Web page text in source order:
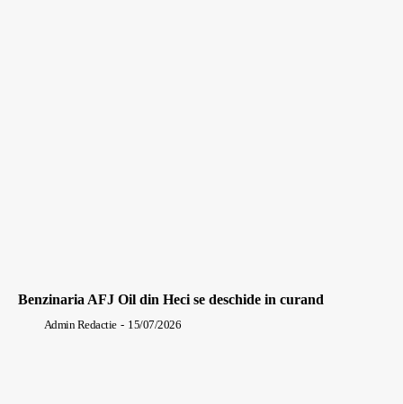
Benzinaria AFJ Oil din Heci se deschide in curand
Admin Redactie - 15/07/2026